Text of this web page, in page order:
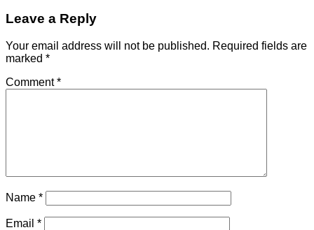
Leave a Reply
Your email address will not be published. Required fields are
marked *
Comment*
Name *
Email *